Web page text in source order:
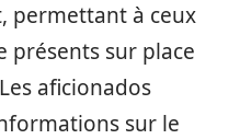
permettant à ceux
présents sur place
aficionados
sur le